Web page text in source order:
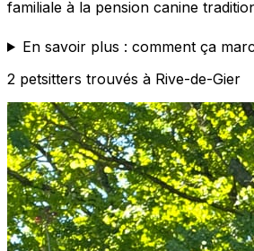
familiale à la pension canine
En savoir plus : comment ça
2 petsitters trouvés à Rive-de-Gier